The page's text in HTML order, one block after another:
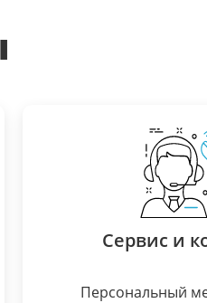
Сервис и
Персональный